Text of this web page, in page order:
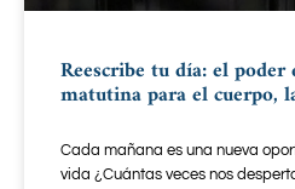
Reescribe tu día: el
matutina para el cuerpo,
Cada mañana es una nueva
vida ¿Cuántas veces nos